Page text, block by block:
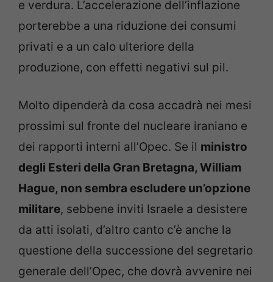
e verdura. L’accelerazione dell’inflazione
porterebbe a una riduzione dei consumi
privati e a un calo ulteriore della
produzione, con effetti negativi sul pil.
Molto dipenderà da cosa accadrà nei mesi
prossimi sul fronte del nucleare iraniano e
dei rapporti interni all’Opec. Se il ministro
degli Esteri della Gran Bretagna, William
Hague, non sembra escludere un’opzione
militare, sebbene inviti Israele a desistere
da atti isolati, d’altro canto c’è anche la
questione della successione del segretario
generale dell’Opec, che dovrà avvenire nei